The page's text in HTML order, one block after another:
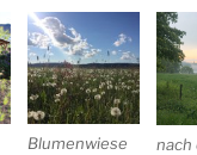
Blumenwiese
nach